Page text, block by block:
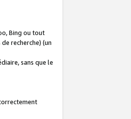
Bing ou tout
recherche) (un
sans que le